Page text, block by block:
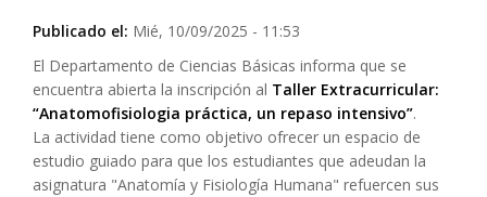
Publicado el: Mié, 10/09/2025 - 11:53
El Departamento de Ciencias Básicas informa que se
encuentra abierta la inscripción al Taller Extracurricular:
“Anatomofisiologia práctica, un repaso intensivo”.
La actividad tiene como objetivo ofrecer un espacio de
estudio guiado para que los estudiantes que adeudan la
asignatura "Anatomía y Fisiología Humana" refuercen sus